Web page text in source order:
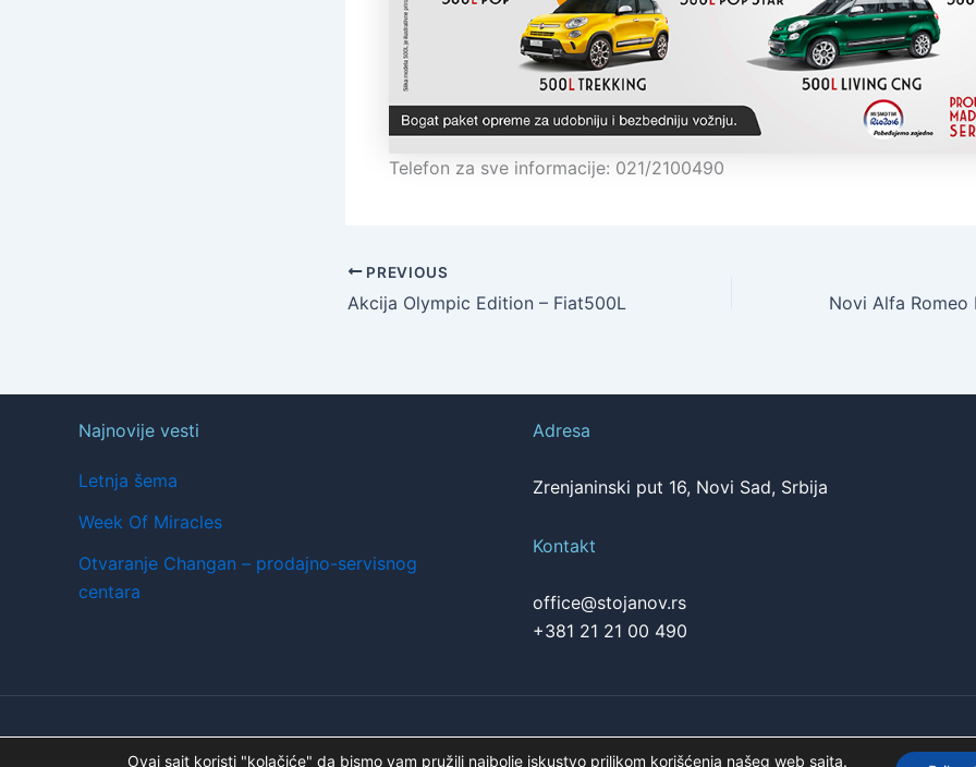
Telefon za sve informacije: 021/2100490
PREVIOUS
Akcija Olympic Edition – Fiat500L
Najnovije vesti
Letnja šema
Week Of Miracles
Otvaranje Changan – prodajno-servisnog
centara
Adresa
Zrenjaninski put 16, Novi Sad, Srbija
Kontakt
office@stojanov.rs
+381 21 21 00 490
Copyright © 2026 | A.K. STOJANOV Pogledajte našu
Ovaj sajt koristi "kolačiće" da bismo vam pružili najbolje iskustvo prilikom korišćenja našeg web sajta.